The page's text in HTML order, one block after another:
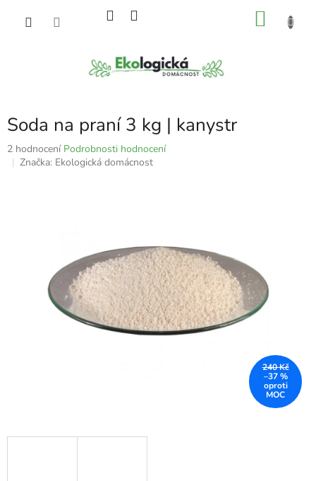
Soda na praní 3 kg | kanystr
Průměrné
hodnocení
2 hodnocení Podrobnosti hodnocení
Značka: Ekologická domácnost
240 Kč
–37 %